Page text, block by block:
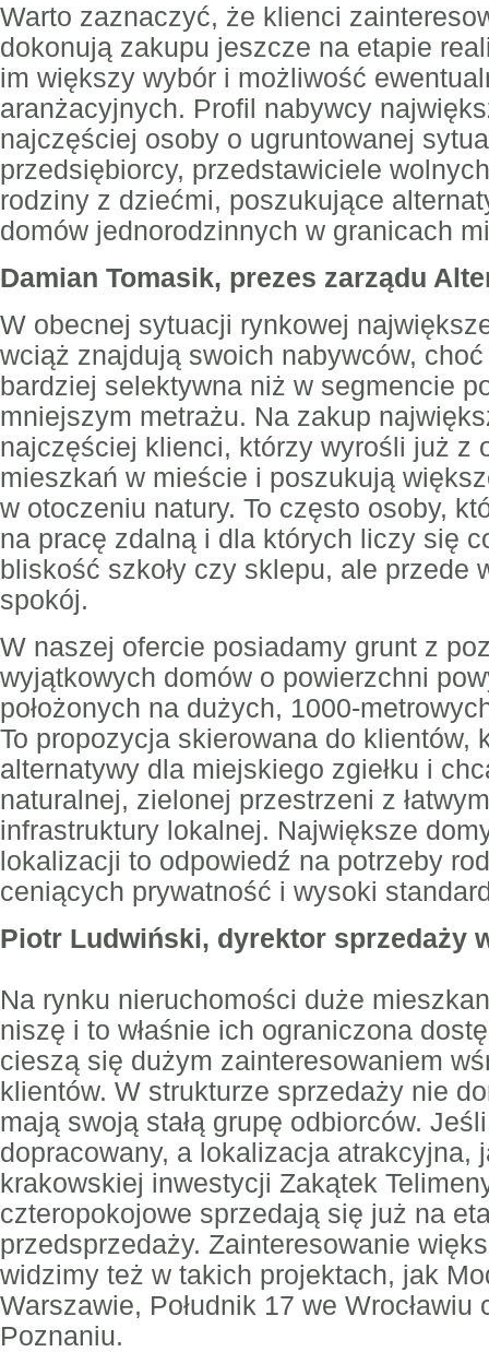
Warto zaznaczyć, że klienci
dokonują zakupu jeszcze na etapie
im większy wybór i możliwość
aranżacyjnych. Profil nabywcy
najczęściej osoby o ugruntowanej
przedsiębiorcy, przedstawiciele
rodziny z dziećmi, poszukujące
domów jednorodzinnych w granicach
Damian Tomasik, prezes zarządu
W obecnej sytuacji rynkowej
wciąż znajdują swoich nabywców,
bardziej selektywna niż w segmencie
mniejszym metrażu. Na zakup
najczęściej klienci, którzy wyrośli już z
mieszkań w mieście i poszukują
w otoczeniu natury. To często osoby,
na pracę zdalną i dla których liczy się
bliskość szkoły czy sklepu, ale przede
spokój.
W naszej ofercie posiadamy grunt z
wyjątkowych domów o powierzchni
położonych na dużych, 1000-
To propozycja skierowana do klientów,
alternatywy dla miejskiego zgiełku i
naturalnej, zielonej przestrzeni z
infrastruktury lokalnej. Największe
lokalizacji to odpowiedź na potrzeby
ceniących prywatność i wysoki
Piotr Ludwiński, dyrektor sprzedaży
Na rynku nieruchomości duże
niszę i to właśnie ich ograniczona
cieszą się dużym zainteresowaniem
klientów. W strukturze sprzedaży nie
mają swoją stałą grupę odbiorców.
dopracowany, a lokalizacja atrakcyjna,
krakowskiej inwestycji Zakątek
czteropokojowe sprzedają się już na
przedsprzedaży. Zainteresowanie
widzimy też w takich projektach, jak
Warszawie, Południk 17 we
Poznaniu.